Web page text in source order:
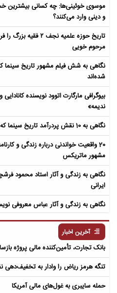
موسوی خوئینی‌ها: چه کسانی بیشترین
و دینی وارد می‌کنند؟
تاریخ حوزه علمیه
مرحوم خویی
نگاهی به شش فیلم مشهور تاریخ سینما
شده‌اند
بیوگرافی مارگارت اتوود نویسنده
ندیمه»
نگاهی به 10 نقش پردرآمد تاریخ سینما که بازیگرانش را میلیونر کرد
20 واقعیت خواندنی درباره زندگی و
مشهور ماتریکس
نگاهی به زندگی و آثار استاد محمود
ایرانی
نگاهی به زندگی و آثار عباس معروفی
آخرین اخبار
بانک تجارت، تأمین‌کننده مالی پروژه بازسازی فازهای
تنگه هرمز ریاض را وادار به تخفیف‌دهی
حمله سایبری به غول‌های مالی آمریکا